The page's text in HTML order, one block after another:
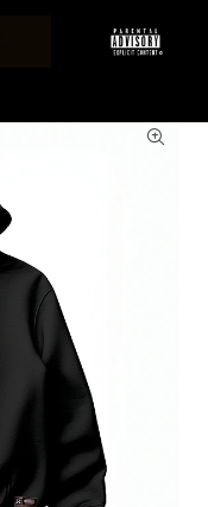
WUTANG